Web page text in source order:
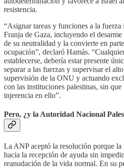
resistencia.
“Asignar tareas y funciones a la
Franja de Gaza, incluyendo el
de su neutralidad y la convierte en
ocupación”, declaró Hamás.
establecerse, debería estar presente
separar a las fuerzas y supervisar el
supervisión de la ONU y actuando
con las instituciones palestinas, sin
injerencia en ello”.
Pero, ¿y la Autoridad Nacional
La ANP aceptó la resolución porque
hacia la recepción de ayuda sin
reanudación de la vida normal. En su